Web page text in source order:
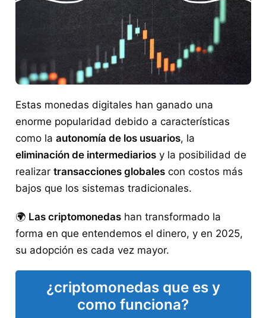
Estas monedas digitales han ganado una
enorme popularidad debido a características
como la autonomía de los usuarios, la
eliminación de intermediariosy la posibilidad de
realizar transacciones globalescon costos más
bajos que los sistemas tradicionales.
🌍 Las criptomonedashan transformado la
forma en que entendemos el dinero, y en 2025,
su adopción es cada vez mayor.
¿criptomonedas que es y
como funciona?